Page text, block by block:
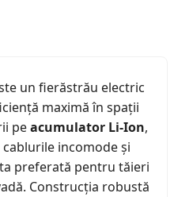
un fierăstrău electric
maximă în spații
peacumulator Li-Ion,
incomode și
preferată pentru tăieri
Construcția robustă